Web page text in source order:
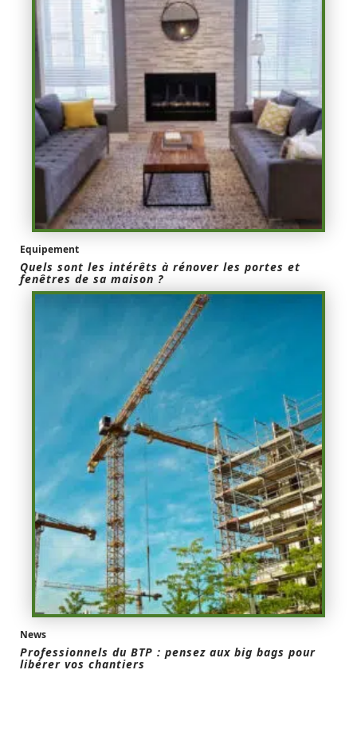
Equipement
Quels sont les intérêts à rénover les portes et
fenêtres de sa maison ?
News
Professionnels du BTP : pensez aux big bags pour
libérer vos chantiers